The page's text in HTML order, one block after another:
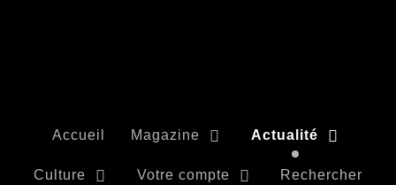
Accueil Magazine Actualité
Culture Votre compte Rechercher